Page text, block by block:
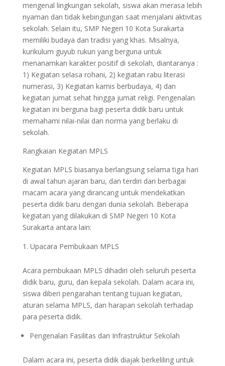
mengenal lingkungan sekolah, siswa akan merasa lebih
nyaman dan tidak kebingungan saat menjalani aktivitas
sekolah. Selain itu, SMP Negeri 10 Kota Surakarta
memiliki budaya dan tradisi yang khas. Misalnya,
kurikulum guyub rukun yang berguna untuk
menanamkan karakter positif di sekolah, diantaranya :
1) Kegiatan selasa rohani, 2) kegiatan rabu literasi
numerasi, 3) Kegiatan kamis berbudaya, 4) dan
kegiatan jumat sehat hingga jumat religi. Pengenalan
kegiatan ini berguna bagi peserta didik baru untuk
memahami nilai-nilai dan norma yang berlaku di
sekolah.
Rangkaian Kegiatan MPLS
Kegiatan MPLS biasanya berlangsung selama tiga hari
di awal tahun ajaran baru, dan terdiri dari berbagai
macam acara yang dirancang untuk mendekatkan
peserta didik baru dengan dunia sekolah. Beberapa
kegiatan yang dilakukan di SMP Negeri 10 Kota
Surakarta antara lain:
Upacara Pembukaan MPLS
Acara pembukaan MPLS dihadiri oleh seluruh peserta
didik baru, guru, dan kepala sekolah. Dalam acara ini,
siswa diberi pengarahan tentang tujuan kegiatan,
aturan selama MPLS, dan harapan sekolah terhadap
para peserta didik.
Pengenalan Fasilitas dan Infrastruktur Sekolah
Dalam acara ini, peserta didik diajak berkeliling untuk